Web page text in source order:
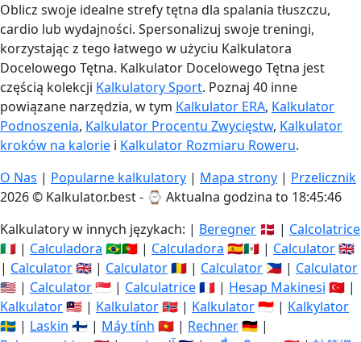
Oblicz swoje idealne strefy tętna dla spalania tłuszczu,
cardio lub wydajności. Spersonalizuj swoje treningi,
korzystając z tego łatwego w użyciu Kalkulatora
Docelowego Tętna. Kalkulator Docelowego Tętna jest
częścią kolekcji Kalkulatory Sport. Poznaj 40 inne
powiązane narzędzia, w tym Kalkulator ERA, Kalkulator
Podnoszenia, Kalkulator Procentu Zwycięstw, Kalkulator
kroków na kalorie i Kalkulator Rozmiaru Roweru.
O Nas | Popularne kalkulatory | Mapa strony | Przelicznik
2026 © Kalkulator.best - ⌚ Aktualna godzina to 18:45:47
Kalkulatory w innych językach: | Beregner 🇩🇰 | Calcolatrice
🇮🇹 | Calculadora 🇧🇷🇵🇹 | Calculadora 🇪🇸🇲🇽 | Calculator🇬🇧
| Calculator🇬🇧 | Calculator🇷🇴 | Calculator 🇵🇭 | Calculator
🇺🇸 | Calculator🇸🇬 | Calculatrice🇫🇷 | Hesap Makinesi 🇹🇷 |
Kalkulator🇲🇾 | Kalkulator🇳🇴 | Kalkulator🇮🇩 | Kalkylator
🇸🇪 | Laskin 🇫🇮 | Máy tính 🇻🇳 | Rechner🇩🇪 |